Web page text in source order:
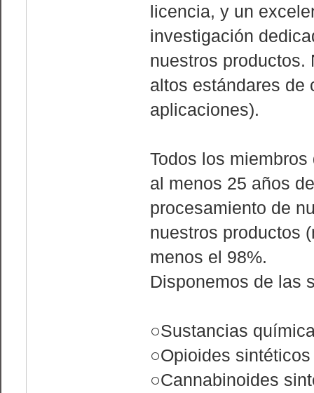
licencia, y un
investigación
nuestros productos.
altos estándares de
aplicaciones).
Todos los
al menos 25 años
procesamiento de
nuestros productos
menos el 98%.
Disponemos de las
○Sustancias
○Opioides sintéticos
○Cannabinoides